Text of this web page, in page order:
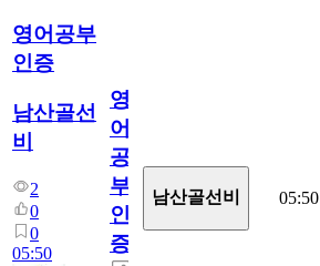
영어공부
인증
남산골선
비
2
0
0
05:50
영
어
공
부
인
증
남산골선비 05:50